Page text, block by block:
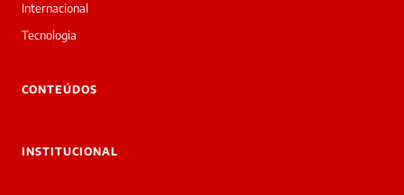
Internacional
Tecnologia
CONTEÚDOS
INSTITUCIONAL